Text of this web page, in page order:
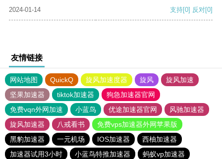
2024-01-14
支持[0] 反对[0]
友情链接
网站地图 QuickQ 旋风加速度器 旋风
旋风加速
坚果加速器
tiktok加速器
狗急加速器官网
免费vqn外网加速
小蓝鸟 优途加速器官网
风驰加速器
旋风加速器
八戒看书
免费vps加速器外网苹果版
黑豹加速器
一元机场 IOS加速器
西柚加速器
加速器试用3小时
小蓝鸟特推加速器
蚂蚁vp加速器